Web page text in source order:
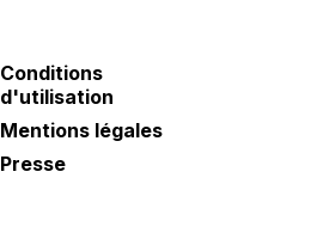
Conditions
d'utilisation
Mentions légales
Presse